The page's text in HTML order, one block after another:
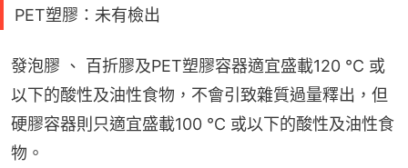
PET塑膠：未有檢出
發泡膠 、 百折膠及PET塑膠容器適宜盛載120 ℃ 或
以下的酸性及油性食物，不會引致雜質過量釋出，但
硬膠容器則只適宜盛載100 ℃ 或以下的酸性及油性食
物。